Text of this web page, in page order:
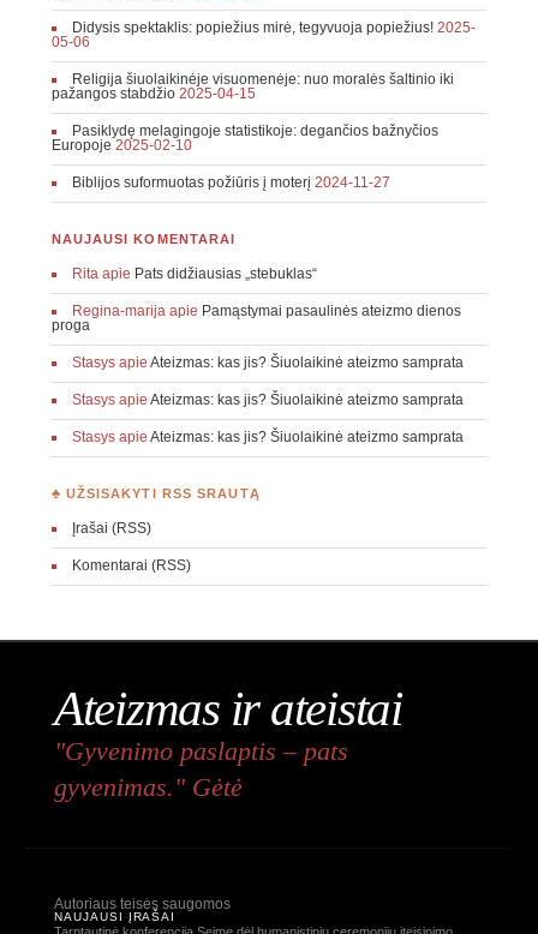
Didysis spektaklis: popiežius mirė, tegyvuoja popiežius! 2025-
05-06
Religija šiuolaikinėje visuomenėje: nuo moralės šaltinio iki
pažangos stabdžio 2025-04-15
Pasiklydę melagingoje statistikoje: degančios bažnyčios
Europoje 2025-02-10
Biblijos suformuotas požiūris į moterį 2024-11-27
NAUJAUSI KOMENTARAI
Ritaapie Pats didžiausias „stebuklas“
Regina-marijaapie Pamąstymai pasaulinės ateizmo dienos
proga
Stasysapie Ateizmas: kas jis? Šiuolaikinė ateizmo samprata
Stasysapie Ateizmas: kas jis? Šiuolaikinė ateizmo samprata
Stasysapie Ateizmas: kas jis? Šiuolaikinė ateizmo samprata
♣ UŽSISAKYTI RSS SRAUTĄ
Įrašai (RSS)
Komentarai (RSS)
Ateizmas ir ateistai
"Gyvenimo paslaptis – pats
gyvenimas." Gėtė
Autoriaus teisės saugomos
NAUJAUSI ĮRAŠAI